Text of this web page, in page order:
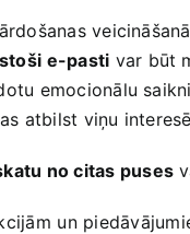
⁣e-pasti var būt
emocionālu
atbilst viņu
no citas‍ puses
un